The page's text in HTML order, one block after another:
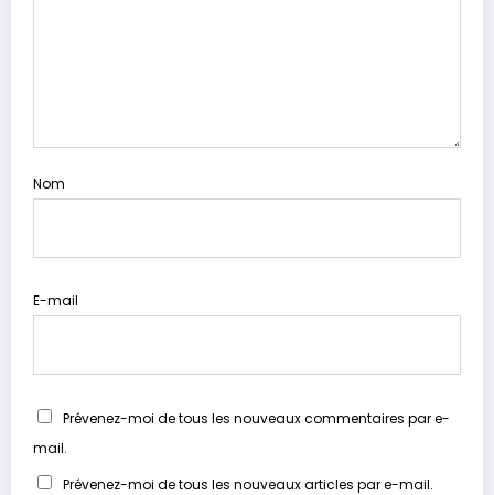
Nom
E-mail
Prévenez-moi de tous les nouveaux commentaires par e-
mail.
Prévenez-moi de tous les nouveaux articles par e-mail.